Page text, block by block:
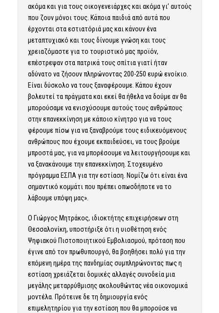
ακόμα και για τους οικογενειάρχες και ακόμα γι’ αυτούς
που ζουν μόνοι τους. Κάποια παιδιά από αυτά που
έρχονται στα εστιατόριά μας και κάνουν ένα
μεταπτυχιακό και τους δίνουμε γνώση και τους
χρειαζόμαστε για το τουριστικό μας προϊόν,
επέστρεψαν στα πατρικά τους σπίτια γιατί ήταν
αδύνατο να ζήσουν πληρώνοντας 200-250 ευρώ ενοίκιο.
Είναι δύσκολο να τους ξαναφέρουμε. Κάπου έχουν
βολευτεί τα πράγματα και εκεί θα ήθελα να δούμε αν θα
μπορούσαμε να ενισχύσουμε αυτούς τους ανθρώπους
στην επανεκκίνηση με κάποιο κίνητρο για να τους
φέρουμε πίσω για να ξαναβρούμε τους ειδικευόμενους
ανθρώπους που έχουμε εκπαιδεύσει, να τους βρούμε
μπροστά μας, για να μπορέσουμε να λειτουργήσουμε και
να ξανακάνουμε την επανεκκίνηση. Στοχευμένο
πρόγραμμα ΕΣΠΑ για την εστίαση. Νομίζω ότι είναι ένα
σημαντικό κομμάτι που πρέπει οπωσδήποτε να το
λάβουμε υπόψη μας».
Ο Γιώργος Μητράκος, ιδιοκτήτης επιχειρήσεων στη
Θεσσαλονίκη, υποστήριξε ότι η υιοθέτηση ενός
Ψηφιακού Πιστοποιητικού Εμβολιασμού, πρόταση που
έγινε από τον πρωθυπουργό, θα βοηθήσει πολύ για την
επόμενη ημέρα της πανδημίας συμπληρώνοντας πως η
εστίαση χρειάζεται δομικές αλλαγές συνοδεία μια
μεγάλης μεταρρύθμισης ακολουθώντας νέα οικονομικά
μοντέλα. Πρότεινε δε τη δημιουργία ενός
επιμελητηρίου για την εστίαση που θα μπορούσε να